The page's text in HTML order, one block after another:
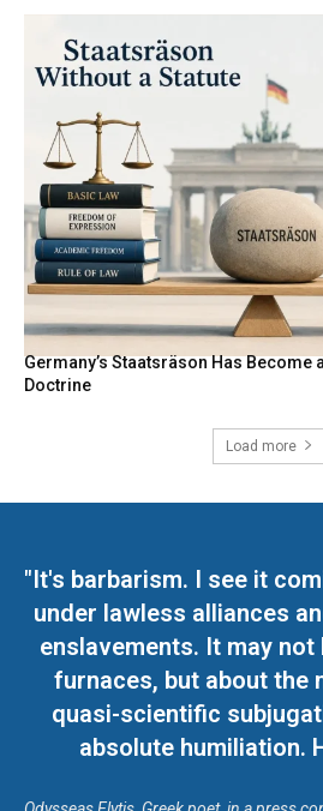
Germany’s Staatsräson Has Become
Doctrine
Load more
"It's barbarism. I see it
under lawless alliances
enslavements. It may not
furnaces, but about the
quasi-scientific
absolute humiliation.